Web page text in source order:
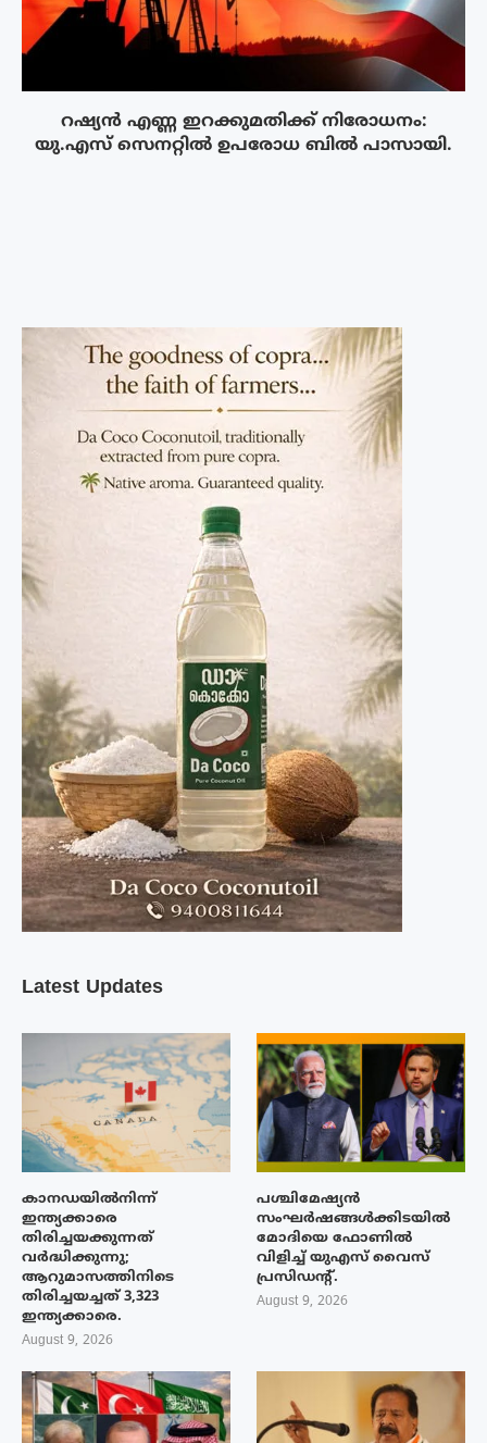
റഷ്യൻ എണ്ണ ഇറക്കുമതിക്ക് നിരോധനം:
യു.എസ് സെനറ്റിൽ ഉപരോധ ബിൽ പാസായി.
Latest Updates
കാനഡയിൽനിന്ന്
ഇന്ത്യക്കാരെ
തിരിച്ചയക്കുന്നത്
വർദ്ധിക്കുന്നു;
ആറുമാസത്തിനിടെ
തിരിച്ചയച്ചത് 3,323
ഇന്ത്യക്കാരെ.
August 9, 2026
പശ്ചിമേഷ്യന്‍
സംഘര്‍ഷങ്ങള്‍ക്കിടയിൽ
മോദിയെ ഫോണില്‍
വിളിച്ച് യുഎസ് വൈസ്
പ്രസിഡന്റ്.
August 9, 2026